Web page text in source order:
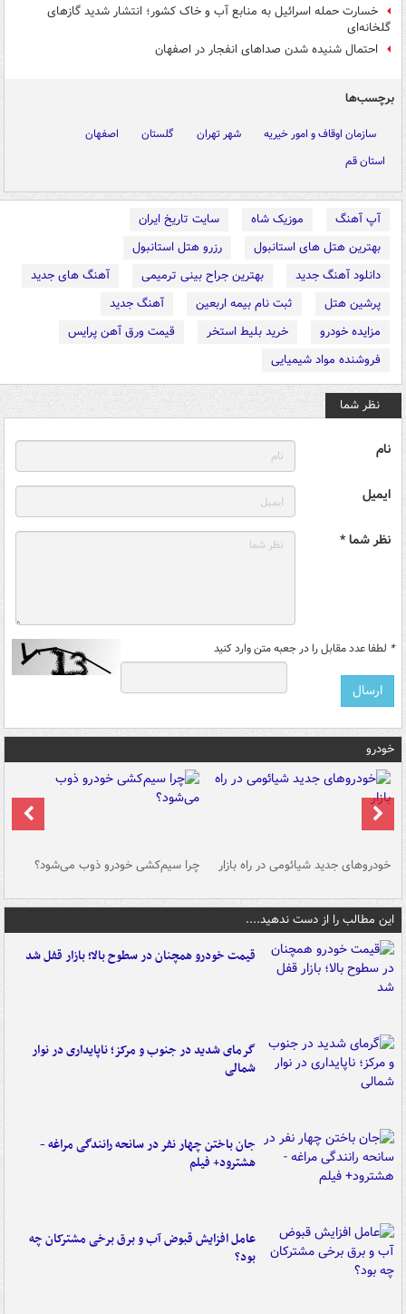
خسارت حمله اسرائیل به منابع آب و خاک کشور؛ انتشار شدید گازهای
گلخانه‌ای
احتمال شنیده شدن صداهای انفجار در اصفهان
برچسب‌ها
سازمان اوقاف و امور خیریه شهر تهران گلستان
اصفهان
استان قم
آپ آهنگ موزیک شاه
سایت تاریخ ایران
بهترین هتل های استانبول
رزرو هتل استانبول
دانلود آهنگ جدید
بهترین جراح بینی ترمیمی
آهنگ های جدید
پرشین هتل
ثبت نام بیمه اربعین
آهنگ جدید
مزایده خودرو
خرید بلیط استخر
قیمت ورق آهن پرایس
فروشنده مواد شیمیایی
نظر شما
نام
ایمیل
نظر شما *
* لطفا عدد مقابل را در جعبه متن وارد کنید
خودرو
خودروهای جدید شیائومی در راه بازار چرا سیم‌کشی خودرو ذوب می‌شود؟
این مطالب را از دست ندهید....
قیمت خودرو همچنان در سطوح بالا؛ بازار قفل شد
گرمای شدید در جنوب و مرکز؛ ناپایداری در نوار
شمالی
جان باختن چهار نفر در سانحه رانندگی مراغه -
هشترود+ فیلم
عامل افزایش قبوض آب و برق برخی مشترکان چه
بود؟